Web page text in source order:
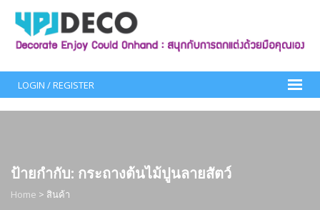
content
LOGIN / REGISTER
ป้ายกำกับ: กระถางต้นไม้ปูนลายสัตว์
Home > สินค้า